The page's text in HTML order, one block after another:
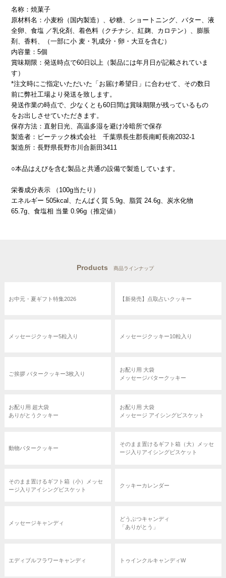
名称：焼菓子
原材料名：小麦粉（国内製造）、砂糖、ショートニング、バター、液
全卵、食塩 ／乳化剤、着色料（クチナシ、紅麹、カロテン）、膨脹
剤、香料、（一部に小 麦・乳成分・卵・大豆を含む）
内容量：5個
賞味期限：発送時点で60日以上（製品には年月日が記載されていま
す）
*注文時にご指定いただいた「お届け希望日」に合わせて、その数日
前に弊社工場より発送を致します。
発送作業の時点で、少なくとも60日間は賞味期限が残っているもの
をお出しさせていただきます。
保存方法：直射日光、高温多湿を避け冷暗所で保存
製造者：ビーテック株式会社 千葉県長生郡長南町長南2032-1
製造所：長野県長野市川合新田3411
○本品はえびを含む製品と共通の設備で製造しています。
栄養成分表示 （100g当たり）
エネルギー 505kcal、たんぱく質 5.9g、脂質 24.6g、炭水化物
65.7g、食塩相 当量 0.96g（推定値）
Products 商品ラインナップ
お中元・夏ギフト特集2026 【新発売】点取占いクッキー
メッセージクッキー5粒入り メッセージクッキー10粒入り
ご挨拶 バタークッキー3枚入り
お配り用 大袋
メッセージバタークッキー
お配り用 超大袋
ありがとうクッキー
お配り用 大袋
メッセージ アイシングビスケット
動物バタークッキー
そのまま置けるギフト箱（大）メッセ
ージ入りアイシングビスケット
そのまま置けるギフト箱（小）メッセ
ージ入りアイシングビスケット
クッキーカレンダー
メッセージキャンディ
どうぶつキャンディ
「ありがとう」
エディブルフラワーキャンディ トゥインクルキャンディW